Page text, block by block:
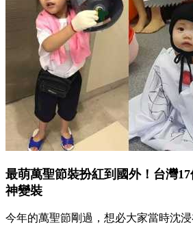
最萌萬聖節裝扮紅到國外！台灣
神變裝
今年的萬聖節剛過，想必大家當時沈